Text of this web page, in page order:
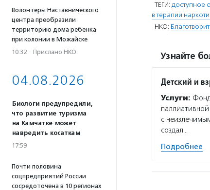
Волонтеры Наставнического
центра преобразили
территорию дома ребенка
при колонии в Можайске
10:32 · Прислано НКО
04.08.2026
Биологи предупредили,
что развитие туризма
на Камчатке может
навредить косаткам
17:59
Почти половина
соцпредприятий России
сосредоточена в 10 регионах
ТЕГИ: доступное
в терапии
НКО:
Узнайте
Детский и
Услуги:
с
создал…
Подробнее